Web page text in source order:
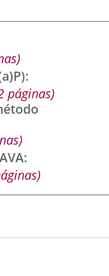
externa.
páginas)